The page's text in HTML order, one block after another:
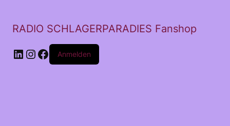
RADIO SCHLAGERPARADIES Fanshop
LinkedIn
Instagram
Facebook
Anmelden